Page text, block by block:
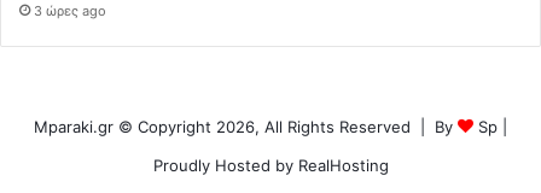
3 ώρες ago
Mparaki.gr © Copyright 2026, All Rights Reserved | By Sp
Proudly Hosted by RealHosting